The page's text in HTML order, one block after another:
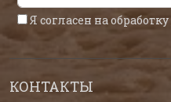
Я согласен на обработку
КОНТАКТЫ